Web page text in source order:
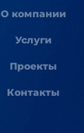
О компании
Услуги
Проекты
Контакты